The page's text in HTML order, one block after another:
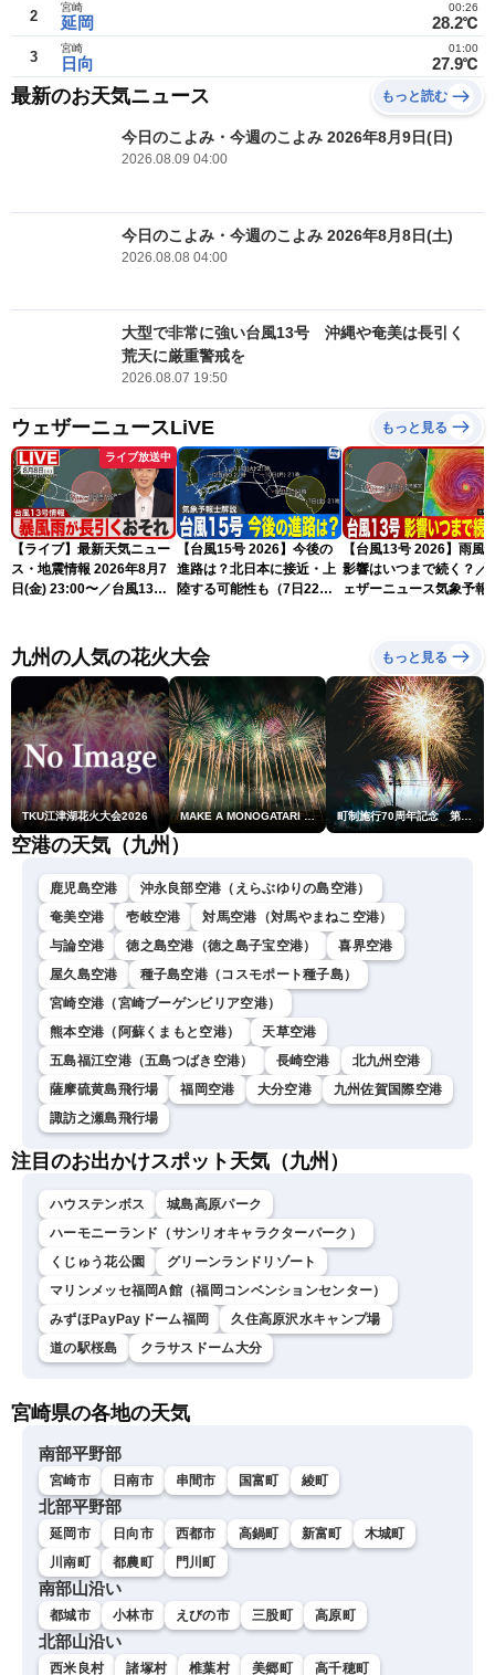
2 延岡
宮崎
28.2℃
00:26
3 日向
宮崎
27.9℃
01:00
最新のお天気ニュース もっと読む
今日のこよみ・今週のこよみ 2026年8月9日(日)
2026.08.09 04:00
今日のこよみ・今週のこよみ 2026年8月8日(土)
2026.08.08 04:00
大型で非常に強い台風13号 沖縄や奄美は長引く
荒天に厳重警戒を
2026.08.07 19:50
ウェザーニュースLiVE もっと見る
ライブ放送中
【ライブ】最新天気ニュー
ス・地震情報 2026年8月7
日(金) 23:00〜／台風13号
【台風15号 2026】今後の
進路は？北日本に接近・上
陸する可能性も（7日22時
【台風13号 2026】雨風
影響はいつまで続く？／
ェザーニュース気象予報
九州の人気の花火大会 もっと見る
TKU江津湖花火大会2026 MAKE A MONOGATARI 2026
空港の天気（九州）
鹿児島空港
沖永良部空港（えらぶゆりの島空港）
奄美空港
壱岐空港
対馬空港（対馬やまねこ空港）
与論空港
徳之島空港（徳之島子宝空港）
喜界空港
屋久島空港
種子島空港（コスモポート種子島）
宮崎空港（宮崎ブーゲンビリア空港）
熊本空港（阿蘇くまもと空港）
天草空港
五島福江空港（五島つばき空港）
長崎空港
北九州空港
薩摩硫黄島飛行場
福岡空港 大分空港
九州佐賀国際空港
諏訪之瀬島飛行場
注目のお出かけスポット天気（九州）
ハウステンボス
城島高原パーク
ハーモニーランド（サンリオキャラクターパーク）
くじゅう花公園
グリーンランドリゾート
マリンメッセ福岡A館（福岡コンベンションセンター）
みずほPayPayドーム福岡
久住高原沢水キャンプ場
道の駅桜島
クラサスドーム大分
宮崎県の各地の天気
南部平野部
宮崎市 日南市 串間市 国富町 綾町
北部平野部
延岡市 日向市 西都市 高鍋町 新富町
木城町
川南町
都農町 門川町
南部山沿い
都城市 小林市 えびの市 三股町 高原町
北部山沿い
西米良村 諸塚村 椎葉村 美郷町 高千穂町